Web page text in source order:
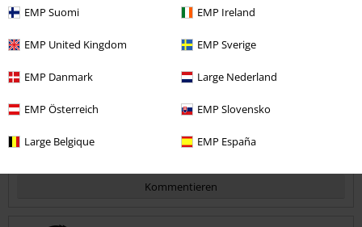
EMP Suomi EMP Ireland
EMP United Kingdom EMP Sverige
EMP Danmark Large Nederland
EMP Österreich EMP Slovensko
Large Belgique EMP España
zu eng perfekt
zu kurz
perfekt
Verifizierte Rezension
War diese Bewertung hilfreich für dich?
Kommentieren